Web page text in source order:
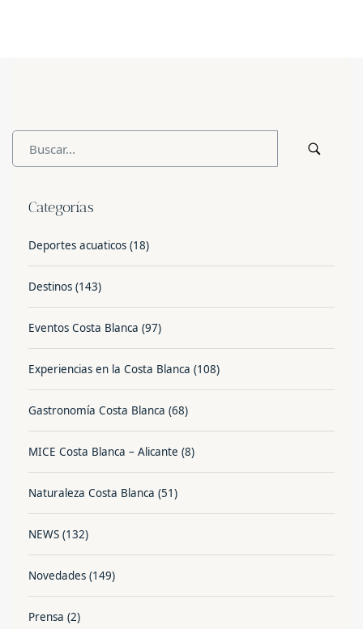
Categorías
Deportes acuaticos (18)
Destinos (143)
Eventos Costa Blanca (97)
Experiencias en la Costa Blanca (108)
Gastronomía Costa Blanca (68)
MICE Costa Blanca – Alicante (8)
Naturaleza Costa Blanca (51)
NEWS (132)
Novedades (149)
Prensa (2)